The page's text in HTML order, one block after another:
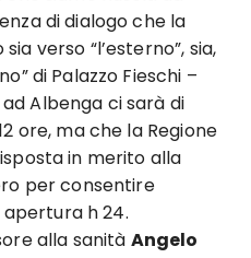
di dialogo che la
verso “l’esterno”, sia,
di Palazzo Fieschi –
Albenga ci sarà di
ore, ma che la Regione
in merito alla
per consentire
apertura h 24.
alla sanità Angelo